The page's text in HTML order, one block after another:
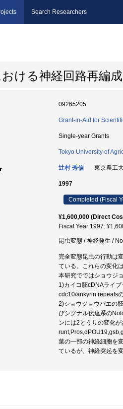
Search Researchers
ける神経回路再編
09265205
Grant-in-Aid for
Single-year Grants
Tokyo University of
辻村 秀信 東京農工
1997
Completed (Fiscal
¥1,600,000 (Direct
Fiscal Year 1997:
昆虫変態 / 神経発生 /
完全変態昆虫の行動は
ている。これらの変化
本研究でではショウジ
1)カイコ胚cDNAライ
cdc10/ankyrin repeats
2)ショウジョウバエの
びシグナル伝達系の
ンには2とうりの変化
葉の一部の神経細胞を
ているが、神経突起を